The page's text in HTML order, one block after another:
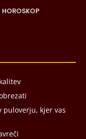
HOROSKOP
puloverju, kjer vas